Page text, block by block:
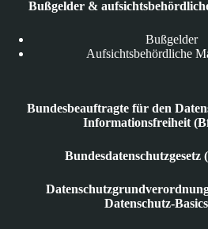
Bußgelder &
Bußgelder
Aufsichtsbehördliche
Bundesbeauftragte für den
Informationsfreiheit
Bundesdatenschutzgesetz
Datenschutz-Basics